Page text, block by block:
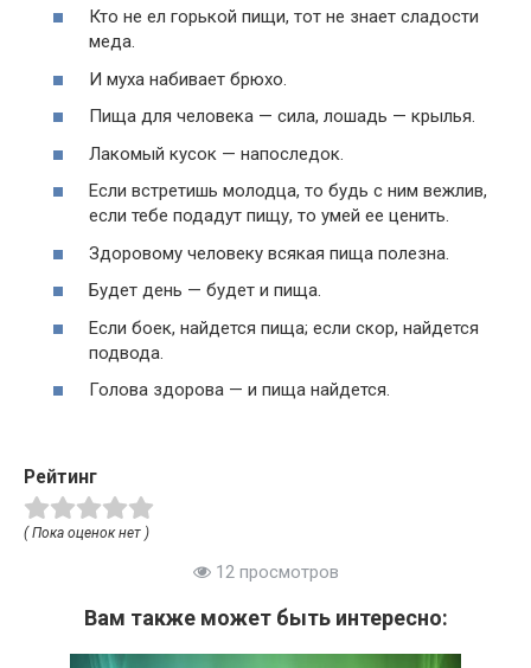
Кто не ел горькой пищи, тот не знает сладости
меда.
И муха набивает брюхо.
Пища для человека — сила, лошадь — крылья.
Лакомый кусок — напоследок.
Если встретишь молодца, то будь с ним вежлив,
если тебе подадут пищу, то умей ее ценить.
Здоровому человеку всякая пища полезна.
Будет день — будет и пища.
Если боек, найдется пища; если скор, найдется
подвода.
Голова здорова — и пища найдется.
Рейтинг
( Пока оценок нет )
12 просмотров
Вам также может быть интересно: